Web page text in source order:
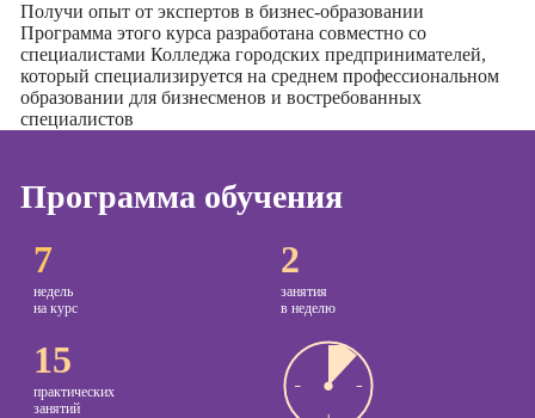
Курсы по
созданию
контента
Курсы по
поисковой
Получи опыт от экспертов в бизнес-образовании
Программа этого курса разработана совместно со
специалистами Колледжа городских предпринимателей,
который специализируется на среднем профессиональном
образовании для бизнесменов и востребованных
специалистов
Программа обучения
7
недель
на курс
2
занятия
в неделю
15
практических
занятий